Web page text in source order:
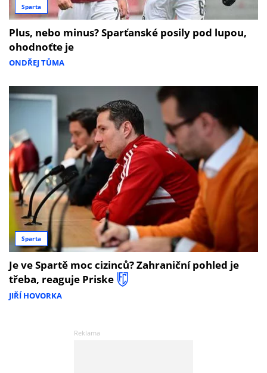
Sparta
Plus, nebo minus? Sparťanské posily pod lupou,
ohodnoťte je
ONDŘEJ TŮMA
Sparta
Je ve Spartě moc cizinců? Zahraniční pohled je
třeba, reaguje Priske
JIŘÍ HOVORKA